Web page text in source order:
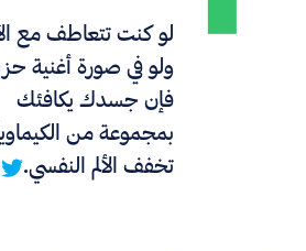
لو كنت تتعاطف مع
ولو في صورة أغنية
فإن جسدك يكافئك
بمجموعة من
تخفف الألم النفسي.